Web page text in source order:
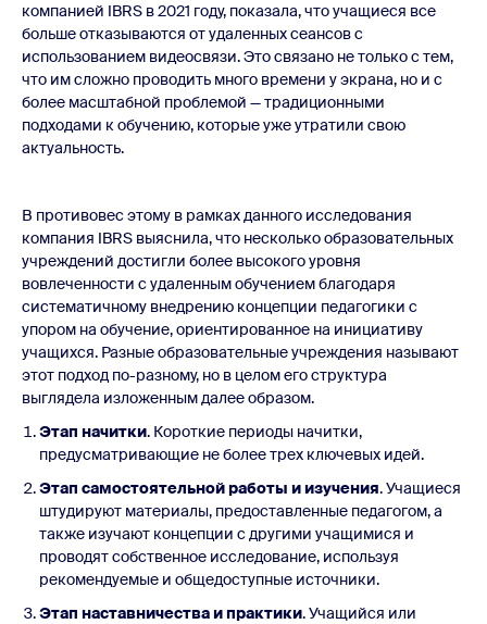
компанией IBRS в 2021 году, показала, что учащиеся все
больше отказываются от удаленных сеансов с
использованием видеосвязи. Это связано не только с тем,
что им сложно проводить много времени у экрана, но и с
более масштабной проблемой — традиционными
подходами к обучению, которые уже утратили свою
актуальность.
В противовес этому в рамках данного исследования
компания IBRS выяснила, что несколько образовательных
учреждений достигли более высокого уровня
вовлеченности с удаленным обучением благодаря
систематичному внедрению концепции педагогики с
упором на обучение, ориентированное на инициативу
учащихся. Разные образовательные учреждения называют
этот подход по-разному, но в целом его структура
выглядела изложенным далее образом.
Этап начитки. Короткие периоды начитки,
предусматривающие не более трех ключевых идей.
Этап самостоятельной работы и изучения. Учащиеся
штудируют материалы, предоставленные педагогом, а
также изучают концепции с другими учащимися и
проводят собственное исследование, используя
рекомендуемые и общедоступные источники.
Этап наставничества и практики. Учащийся или